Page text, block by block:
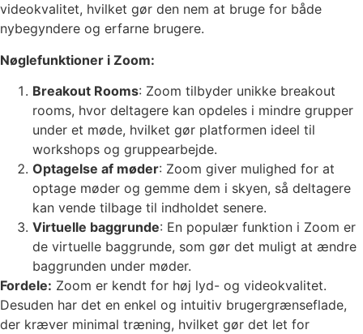
videokvalitet, hvilket gør den nem at bruge for både
nybegyndere og erfarne brugere.
Nøglefunktioner i Zoom:
Breakout Rooms: Zoom tilbyder unikke breakout
rooms, hvor deltagere kan opdeles i mindre grupper
under et møde, hvilket gør platformen ideel til
workshops og gruppearbejde.
Optagelse af møder: Zoom giver mulighed for at
optage møder og gemme dem i skyen, så deltagere
kan vende tilbage til indholdet senere.
Virtuelle baggrunde: En populær funktion i Zoom er
de virtuelle baggrunde, som gør det muligt at ændre
baggrunden under møder.
Fordele: Zoom er kendt for høj lyd- og videokvalitet.
Desuden har det en enkel og intuitiv brugergrænseflade,
der kræver minimal træning, hvilket gør det let for